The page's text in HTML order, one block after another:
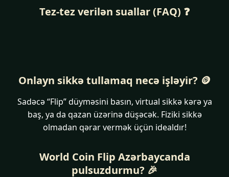
Tez-tez verilən suallar (FAQ) ❓
Onlayn sikkə tullamaq necə işləyir? 🪙
Sadəcə “Flip” düyməsini basın, virtual sikkə kərə ya
baş, ya da qazan üzərinə düşəcək. Fiziki sikkə
olmadan qərar vermək üçün idealdır!
World Coin Flip Azərbaycanda
pulsuzdurmu? 🎉